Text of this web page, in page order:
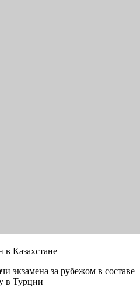
в Казахстане
экзамена за рубежом в составе
в Турции